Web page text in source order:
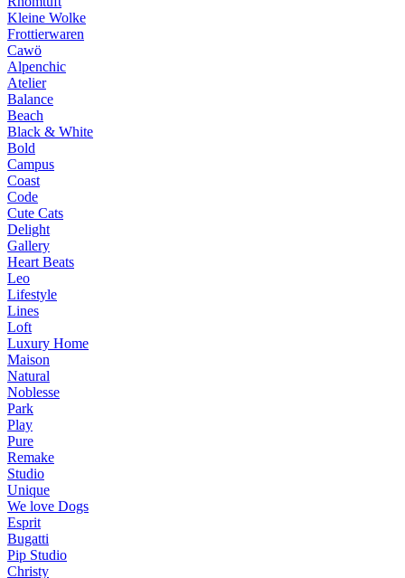
Kleine Wolke
Frottierwaren
Cawö
Alpenchic
Atelier
Balance
Beach
Black & White
Bold
Campus
Coast
Code
Cute Cats
Delight
Gallery
Heart Beats
Leo
Lifestyle
Lines
Loft
Luxury Home
Maison
Natural
Noblesse
Park
Play
Pure
Remake
Studio
Unique
We love Dogs
Esprit
Bugatti
Pip Studio
Christy